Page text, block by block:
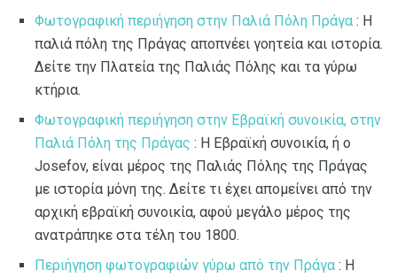
Φωτογραφική περιήγηση στην Παλιά Πόλη Πράγα : Η
παλιά πόλη της Πράγας αποπνέει γοητεία και ιστορία.
Δείτε την Πλατεία της Παλιάς Πόλης και τα γύρω
κτήρια.
Φωτογραφική περιήγηση στην Εβραϊκή συνοικία, στην
Παλιά Πόλη της Πράγας : Η Εβραϊκή συνοικία, ή ο
Josefov, είναι μέρος της Παλιάς Πόλης της Πράγας
με ιστορία μόνη της. Δείτε τι έχει απομείνει από την
αρχική εβραϊκή συνοικία, αφού μεγάλο μέρος της
ανατράπηκε στα τέλη του 1800.
Περιήγηση φωτογραφιών γύρω από την Πράγα : Η